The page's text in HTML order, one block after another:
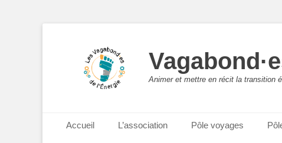
Animer et mettre en récit la transition
Menu principal
Accueil L’association Pôle voyages